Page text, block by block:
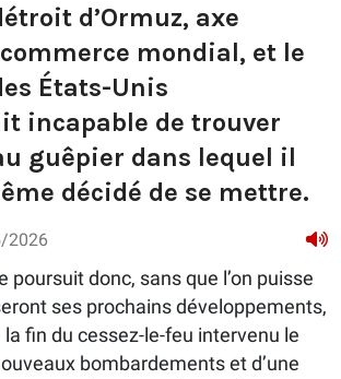
d’Ormuz, axe
mondial, et le
États-Unis
incapable de trouver
guêpier dans lequel il
décidé de se mettre.
2026
poursuit donc, sans que l’on puisse
ses prochains développements,
la fin du cessez-le-feu intervenu le
bombardements et d’une